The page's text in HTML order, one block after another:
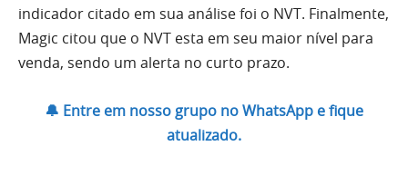
indicador citado em sua análise foi o NVT. Finalmente,
Magic citou que o NVT esta em seu maior nível para
venda, sendo um alerta no curto prazo.
🔔 Entre em nosso grupo no WhatsApp e fique
atualizado.